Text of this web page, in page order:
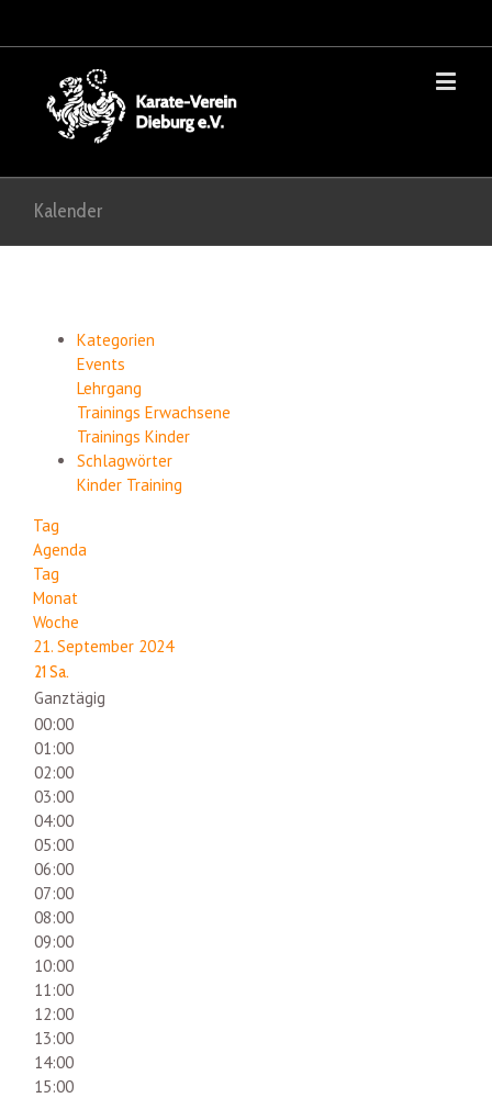
Kalender
Kategorien
Events
Lehrgang
Trainings Erwachsene
Trainings Kinder
Schlagwörter
Kinder Training
Tag
Agenda
Tag
Monat
Woche
21. September 2024
21 Sa.
Ganztägig
00:00
01:00
02:00
03:00
04:00
05:00
06:00
07:00
08:00
09:00
10:00
11:00
12:00
13:00
14:00
15:00